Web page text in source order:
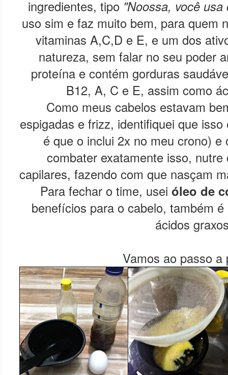
ingredientes, tipo "Noossa, você
uso sim e faz muito bem, para quem
vitaminas A,C,D e E, e um dos
natureza, sem falar no seu poder
proteína e contém gorduras
B12, A, C e E, assim como
Como meus cabelos estavam
espigadas e frizz, identifiquei que
é que o inclui 2x no meu crono)
combater exatamente isso,
capilares, fazendo com que nasçam
Para fechar o time, usei óleo de
benefícios para o cabelo, também
ácidos
Vamos ao passo a